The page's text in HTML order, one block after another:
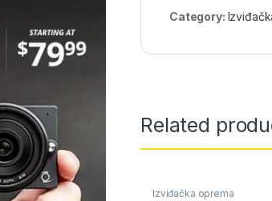
Category:
Related
Izviđačka oprema